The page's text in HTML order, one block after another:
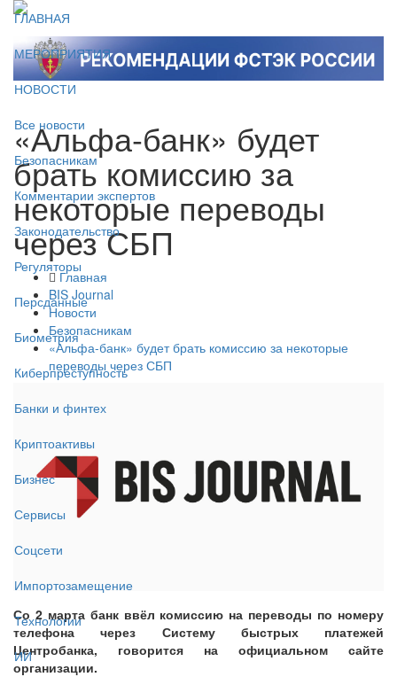
ГЛАВНАЯ
МЕРОПРИЯТИЯ
НОВОСТИ
Все новости
Безопасникам
Комментарии экспертов
Законодательство
Регуляторы
Персданные
Биометрия
Киберпреступность
Банки и финтех
Криптоактивы
Бизнес
Сервисы
Соцсети
Импортозамещение
Технологии
ИИ
«Альфа-банк» будет
брать комиссию за
некоторые переводы
через СБП
Главная
BIS Journal
Новости
Безопасникам
«Альфа-банк» будет брать комиссию за некоторые
переводы через СБП
Со 2 марта банк ввёл комиссию на переводы по номеру
телефона через Систему быстрых платежей
Центробанка, говорится на официальном сайте
организации.